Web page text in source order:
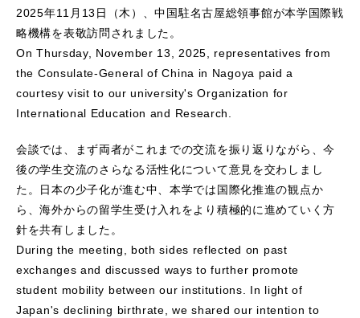
2025年11月13日（木）、中国駐名古屋総領事館が本学国際戦
略機構を表敬訪問されました。
On Thursday, November 13, 2025, representatives from
the Consulate-General of China in Nagoya paid a
courtesy visit to our university's Organization for
International Education and Research.
会談では、まず両者がこれまでの交流を振り返りながら、今
後の学生交流のさらなる活性化について意見を交わしまし
た。日本の少子化が進む中、本学では国際化推進の観点か
ら、海外からの留学生受け入れをより積極的に進めていく方
針を共有しました。
During the meeting, both sides reflected on past
exchanges and discussed ways to further promote
student mobility between our institutions. In light of
Japan's declining birthrate, we shared our intention to